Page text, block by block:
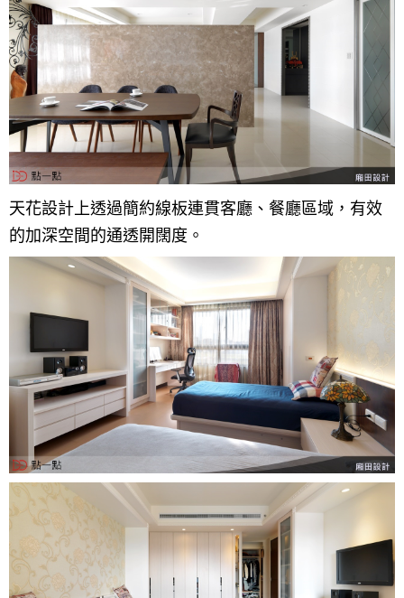
天花設計上透過簡約線板連貫客廳、餐廳區域，有效
的加深空間的通透開闊度。